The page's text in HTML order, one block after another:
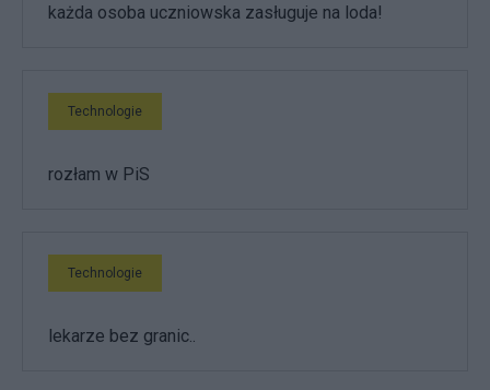
każda osoba uczniowska zasługuje na loda!
Technologie
rozłam w PiS
Technologie
lekarze bez granic..